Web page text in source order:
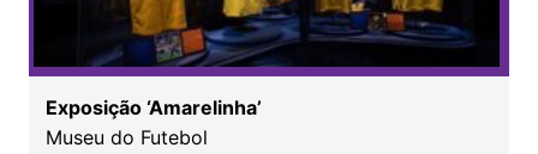
Exposição ‘Amarelinha’
Museu do Futebol